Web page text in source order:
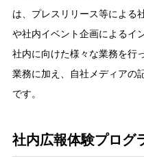
は、プレスリリース等による
や社内イベント企画によるイ
社内に向けた様々な業務を行
業務に加え、自社メディアの
です。
社内広報体験プログ